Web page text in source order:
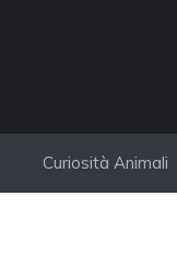
Curiosità Animali